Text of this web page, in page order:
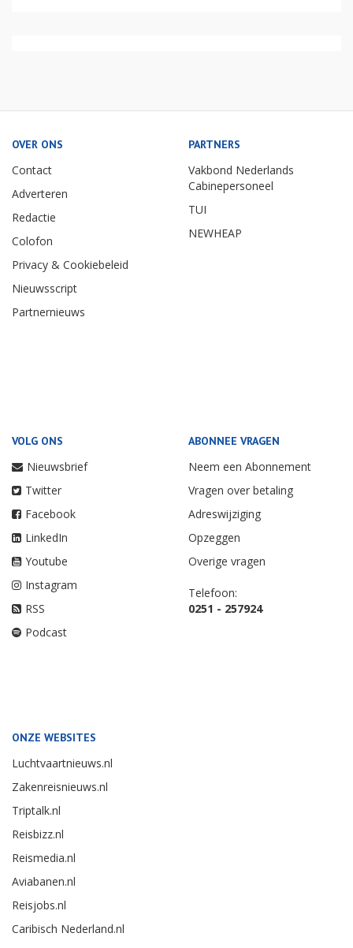
OVER ONS
Contact
Adverteren
Redactie
Colofon
Privacy & Cookiebeleid
Nieuwsscript
Partnernieuws
PARTNERS
Vakbond Nederlands
Cabinepersoneel
TUI
NEWHEAP
VOLG ONS
Nieuwsbrief
Twitter
Facebook
LinkedIn
Youtube
Instagram
RSS
Podcast
ABONNEE VRAGEN
Neem een Abonnement
Vragen over betaling
Adreswijziging
Opzeggen
Overige vragen
Telefoon:
0251 - 257924
ONZE WEBSITES
Luchtvaartnieuws.nl
Zakenreisnieuws.nl
Triptalk.nl
Reisbizz.nl
Reismedia.nl
Aviabanen.nl
Reisjobs.nl
Caribisch Nederland.nl